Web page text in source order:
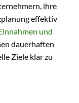
ihre
effektiv
und
dauerhaften
Ziele klar zu